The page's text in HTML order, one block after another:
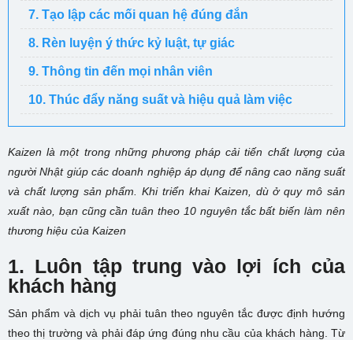
7. Tạo lập các mối quan hệ đúng đắn
8. Rèn luyện ý thức kỷ luật, tự giác
9. Thông tin đến mọi nhân viên
10. Thúc đẩy năng suất và hiệu quả làm việc
Kaizen là một trong những phương pháp cải tiến chất lượng của
người Nhật giúp các doanh nghiệp áp dụng để nâng cao năng suất
và chất lượng sản phẩm. Khi triển khai Kaizen, dù ở quy mô sản
xuất nào, bạn cũng cần tuân theo 10 nguyên tắc bất biến làm nên
thương hiệu của Kaizen
1. Luôn tập trung vào lợi ích của
khách hàng
Sản phẩm và dịch vụ phải tuân theo nguyên tắc được định hướng
theo thị trường và phải đáp ứng đúng nhu cầu của khách hàng. Từ